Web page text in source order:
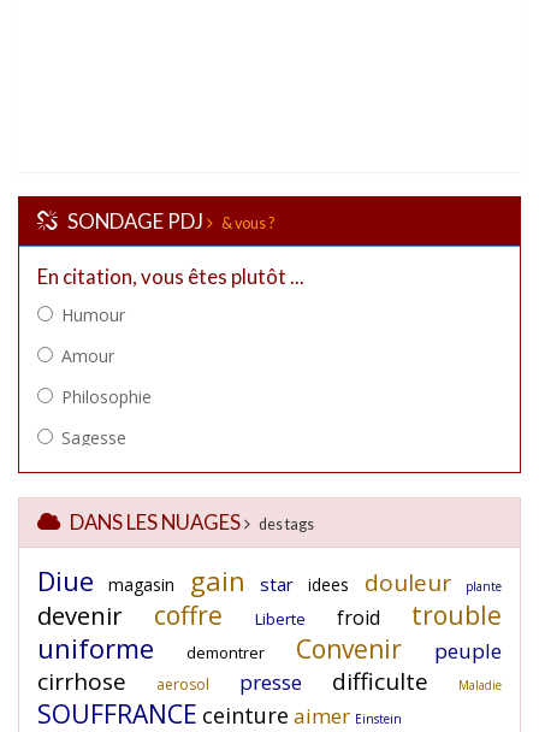
SONDAGE PDJ & vous ?
DANS LES NUAGES des tags
Diue magasin gain star idees douleur plante
devenir coffre Liberte froid trouble
uniforme demontrer Convenir peuple
cirrhose aerosol presse difficulte Maladie
SOUFFRANCE ceinture aimer Einstein